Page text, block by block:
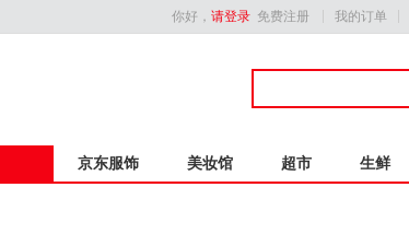
你好， 请登录 免费注册 我的订单
京东服饰 美妆馆 超市 生鲜